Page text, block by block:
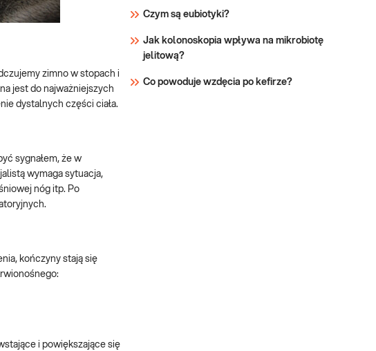
zimno w stopach i
jest do najważniejszych
dystalnych części ciała.
sygnałem, że w
wymaga sytuacja,
nóg itp. Po
kończyny stają się
i powiększające się
Czym są eubiotyki?
Jak kolonoskopia wpływa na mikrobiotę
jelitową?
Co powoduje wzdęcia po kefirze?